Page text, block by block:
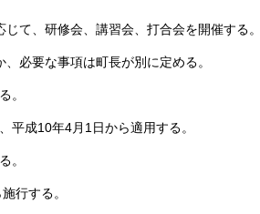
て、研修会、講習会、打合会を開催する。
必要な事項は町長が別に定める。
。
平成10年4月1日から適用する。
。
行する。